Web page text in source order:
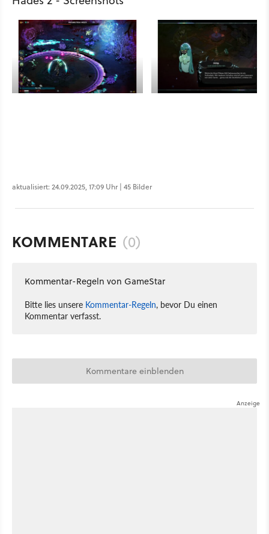
aktualisiert: 24.09.2025, 17:09 Uhr | 45 Bilder
KOMMENTARE (0)
Kommentar-Regeln von GameStar
Bitte lies unsere Kommentar-Regeln, bevor Du einen
Kommentar verfasst.
Kommentare einblenden